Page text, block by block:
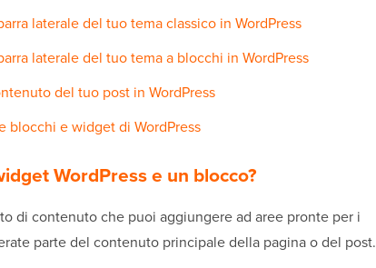
laterale del tuo tema classico in WordPress
laterale del tuo tema a blocchi in WordPress
del tuo post in WordPress
blocchi e widget di WordPress
WordPress e un blocco?
di contenuto che puoi aggiungere ad aree pronte per i
parte del contenuto principale della pagina o del post.